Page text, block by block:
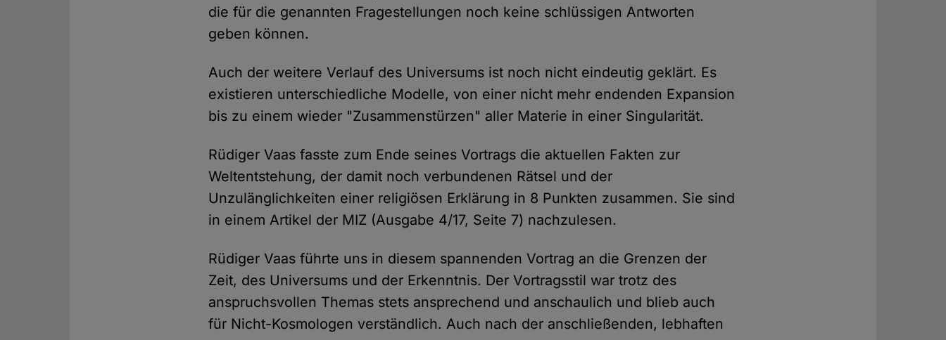
die für die genannten Fragestellungen noch keine schlüssigen Antworten
geben können.
Auch der weitere Verlauf des Universums ist noch nicht eindeutig geklärt. Es
existieren unterschiedliche Modelle, von einer nicht mehr endenden Expansion
bis zu einem wieder "Zusammenstürzen" aller Materie in einer Singularität.
Rüdiger Vaas fasste zum Ende seines Vortrags die aktuellen Fakten zur
Weltentstehung, der damit noch verbundenen Rätsel und der
Unzulänglichkeiten einer religiösen Erklärung in 8 Punkten zusammen. Sie sind
in einem Artikel der MIZ (Ausgabe 4/17, Seite 7) nachzulesen.
Rüdiger Vaas führte uns in diesem spannenden Vortrag an die Grenzen der
Zeit, des Universums und der Erkenntnis. Der Vortragsstil war trotz des
anspruchsvollen Themas stets ansprechend und anschaulich und blieb auch
für Nicht-Kosmologen verständlich. Auch nach der anschließenden, lebhaften